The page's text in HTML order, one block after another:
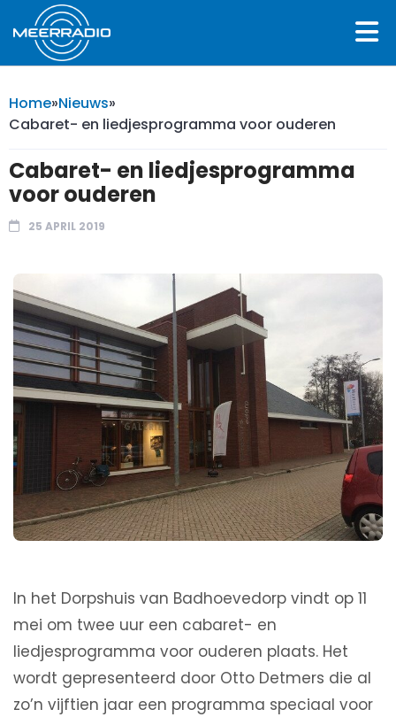
Home»Nieuws»
Cabaret- en liedjesprogramma voor ouderen
Cabaret- en liedjesprogramma
voor ouderen
25 APRIL 2019
In het Dorpshuis van Badhoevedorp vindt op 11
mei om twee uur een cabaret- en
liedjesprogramma voor ouderen plaats. Het
wordt gepresenteerd door Otto Detmers die al
zo’n vijftien jaar een programma speciaal voor